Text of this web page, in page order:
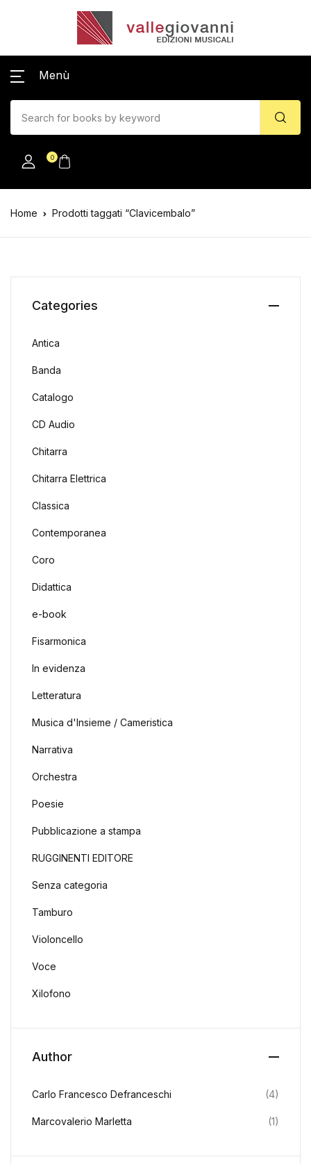
Menù
0
Home Prodotti taggati “Clavicembalo”
Categories
Antica
Banda
Catalogo
CD Audio
Chitarra
Chitarra Elettrica
Classica
Contemporanea
Coro
Didattica
e-book
Fisarmonica
In evidenza
Letteratura
Musica d'Insieme / Cameristica
Narrativa
Orchestra
Poesie
Pubblicazione a stampa
RUGGINENTI EDITORE
Senza categoria
Tamburo
Violoncello
Voce
Xilofono
Author
Carlo Francesco Defranceschi (4)
Marcovalerio Marletta (1)